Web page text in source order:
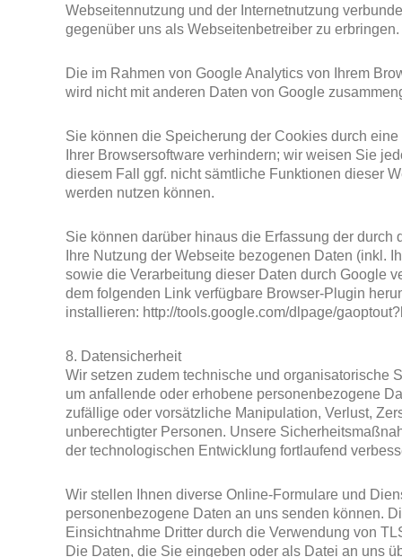
Webseitennutzung und der Internetnutzung
gegenüber uns als Webseitenbetreiber zu erbringen.
Die im Rahmen von Google Analytics von Ihrem
wird nicht mit anderen Daten von Google
Sie können die Speicherung der Cookies durch
Ihrer Browsersoftware verhindern; wir weisen Sie
diesem Fall ggf. nicht sämtliche Funktionen dieser
werden nutzen können.
Sie können darüber hinaus die Erfassung der durch
Ihre Nutzung der Webseite bezogenen Daten (inkl.
sowie die Verarbeitung dieser Daten durch Google
dem folgenden Link verfügbare Browser-Plugin
installieren: http://tools.google.com/dlpage/
8. Datensicherheit
Wir setzen zudem technische und organisatorische
um anfallende oder erhobene personenbezogene
zufällige oder vorsätzliche Manipulation, Verlust,
unberechtigter Personen. Unsere
der technologischen Entwicklung fortlaufend
Wir stellen Ihnen diverse Online-Formulare und
personenbezogene Daten an uns senden können.
Einsichtnahme Dritter durch die Verwendung von
Die Daten, die Sie eingeben oder als Datei an uns